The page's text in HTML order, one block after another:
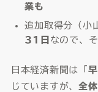
業も
追加取得分（小
31日 なので、
日本経済新聞は「
じていますが、全